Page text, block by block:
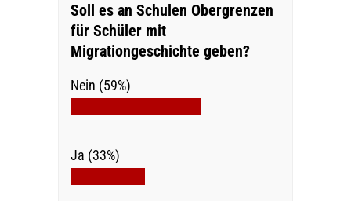
Soll es an Schulen Obergrenzen
für Schüler mit
Migrationgeschichte geben?
Nein (59%)
Ja (33%)